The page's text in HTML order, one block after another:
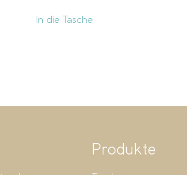
In die Tasche
Produkte